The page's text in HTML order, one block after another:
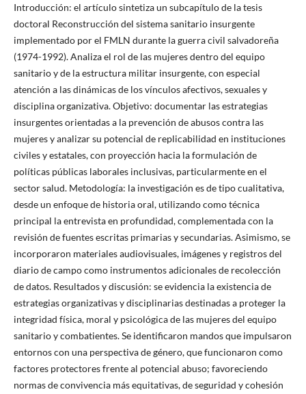
Introducción: el artículo sintetiza un subcapítulo de la tesis
doctoral Reconstrucción del sistema sanitario insurgente
implementado por el FMLN durante la guerra civil salvadoreña
(1974-1992). Analiza el rol de las mujeres dentro del equipo
sanitario y de la estructura militar insurgente, con especial
atención a las dinámicas de los vínculos afectivos, sexuales y
disciplina organizativa. Objetivo: documentar las estrategias
insurgentes orientadas a la prevención de abusos contra las
mujeres y analizar su potencial de replicabilidad en instituciones
civiles y estatales, con proyección hacia la formulación de
políticas públicas laborales inclusivas, particularmente en el
sector salud. Metodología: la investigación es de tipo cualitativa,
desde un enfoque de historia oral, utilizando como técnica
principal la entrevista en profundidad, complementada con la
revisión de fuentes escritas primarias y secundarias. Asimismo, se
incorporaron materiales audiovisuales, imágenes y registros del
diario de campo como instrumentos adicionales de recolección
de datos. Resultados y discusión: se evidencia la existencia de
estrategias organizativas y disciplinarias destinadas a proteger la
integridad física, moral y psicológica de las mujeres del equipo
sanitario y combatientes. Se identificaron mandos que impulsaron
entornos con una perspectiva de género, que funcionaron como
factores protectores frente al potencial abuso; favoreciendo
normas de convivencia más equitativas, de seguridad y cohesión